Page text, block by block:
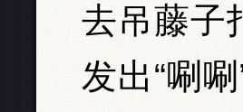
去吊藤子
发出“唰